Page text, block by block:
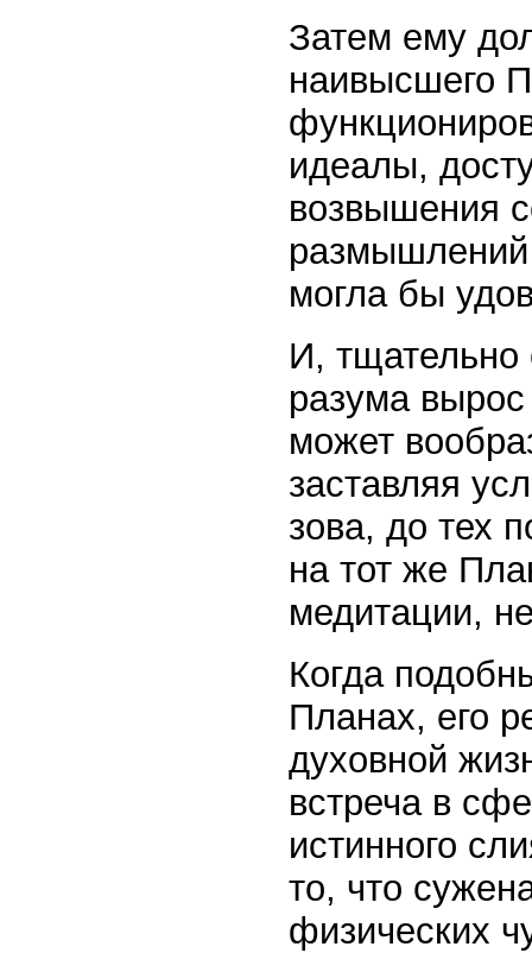
Затем ему
наивысшего
идеалы,
возвышения
размышлений
могла бы
И, тщательно
разума
может
заставляя
зова, до тех
на тот же
медитации,
Когда
Планах, его
духовной
встреча в
истинного
то, что
физических